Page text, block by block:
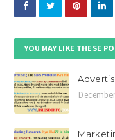
YOU MAY LIKE THESE